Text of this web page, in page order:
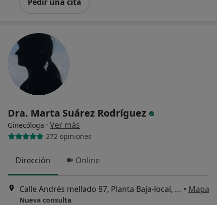
Dra. Marta Suárez Rodríguez
Ginecóloga · Ver más
272 opiniones
Dirección Online
Calle Andrés mellado 87, Planta Baja-local, Madrid • Mapa
Nueva consulta